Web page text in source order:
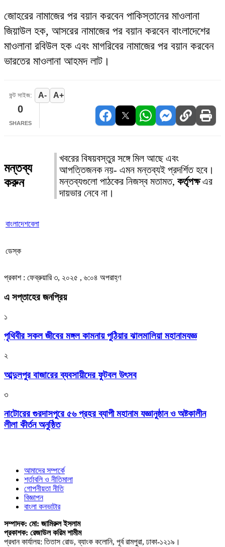
জোহরের নামাজের পর বয়ান করবেন পাকিস্তানের মাওলানা
জিয়াউল হক, আসরের নামাজের পর বয়ান করবেন বাংলাদেশের
মাওলানা রবিউল হক এবং মাগরিবের নামাজের পর বয়ান করবেন
ভারতের মাওলানা আহমদ লাট।
ফন্ট সাইজ: A- A+
0
SHARES
মন্তব্য
করুন
খবরের বিষয়বস্তুর সঙ্গে মিল আছে এবং
আপত্তিজনক নয়- এমন মন্তব্যই প্রদর্শিত হবে।
মন্তব্যগুলো পাঠকের নিজস্ব মতামত, কর্তৃপক্ষএর
দায়ভার নেবে না।
বাংলাদেশবেলা
ডেস্ক
প্রকাশ : ফেব্রুয়ারি ৩, ২০২৫ , ৬:০৪ অপরাহ্ণ
এ সপ্তাহের জনপ্রিয়
১
পৃথিবীর সকল জীবের মঙ্গল কামনায় পুঠিয়ার ঝালমালিয়া মহানামযজ্ঞ
২
আব্দুলপুর বাজারের ব্যবসায়ীদের ফুটবল উৎসব
৩
নাটোরের গুরদাসপুরে ৫৬ প্রহর ব্যাপী মহানাম যজ্ঞানুষ্ঠান ও অষ্টকালীন
লীলা কীর্তন অনুষ্ঠিত
আমাদের সম্পর্কে
শর্তাবলি ও নীতিমালা
গোপনীয়তা নীতি
বিজ্ঞাপন
বাংলা কনভাটার
সম্পাদক: মো: জামিরুল ইসলাম
প্রকাশক: রেজাউল করিম শামীম
প্রধান কার্যালয়: তিতাস রোড, ব্যাংক কলোনি, পূর্ব রামপুরা, ঢাকা-১২১৯।